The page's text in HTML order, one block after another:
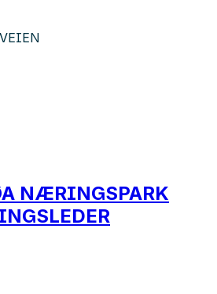
NÆRINGSPARK